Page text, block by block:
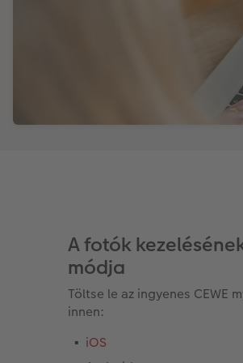
A fotók
módja
Töltse le az ingyenes CEWE
innen:
iOS